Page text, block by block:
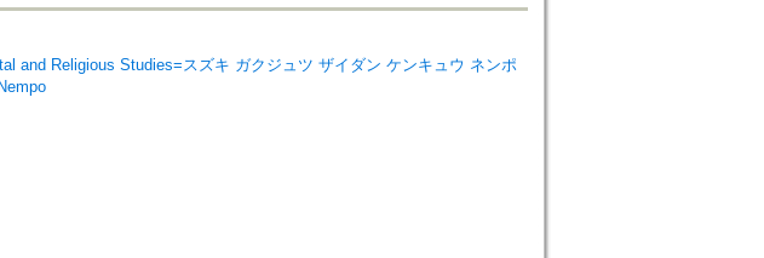
and Religious Studies=スズキ ガクジュツ ザイダン ケンキュウ ネンポ